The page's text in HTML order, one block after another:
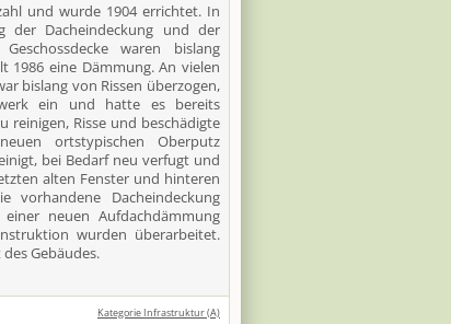
und wurde 1904 errichtet. In
der Dacheindeckung und der
waren bislang
1986 eine Dämmung. An vielen
bislang von Rissen überzogen,
ein und hatte es bereits
reinigen, Risse und beschädigte
ortstypischen Oberputz
bei Bedarf neu verfugt und
alten Fenster und hinteren
vorhandene Dacheindeckung
neuen Aufdachdämmung
wurden überarbeitet.
Gebäudes.
Kategorie Infrastruktur (A)